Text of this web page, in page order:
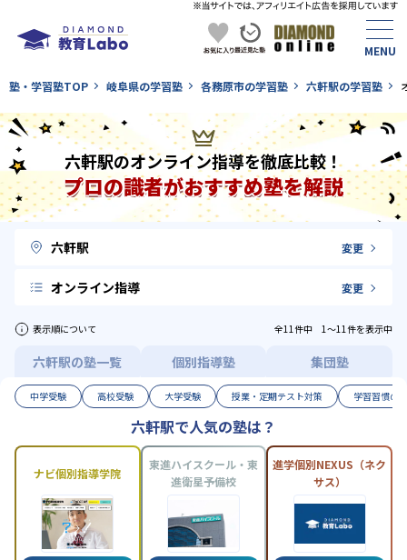
塾・学習塾TOP 岐阜県の学習塾 各務原市の学習塾 六軒駅の学習塾
六軒駅のオンライン指導を徹底比較！
プロの識者がおすすめ塾を解説
六軒駅 変更
オンライン指導 変更
表示順について 全11件中 1〜11件を表示中
六軒駅の塾一覧 個別指導塾 集団塾
中学受験 高校受験 大学受験 授業・定期テスト対策 学習習慣の
六軒駅で人気の塾は？
ナビ個別指導学院
東進ハイスクール・東
進衛星予備校
進学個別NEXUS（ネク
サス）